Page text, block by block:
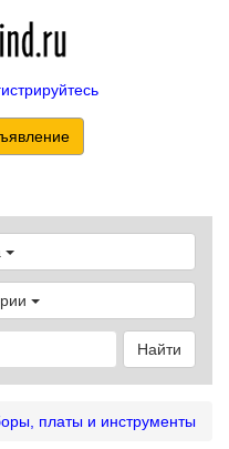
Найти
платы и инструменты